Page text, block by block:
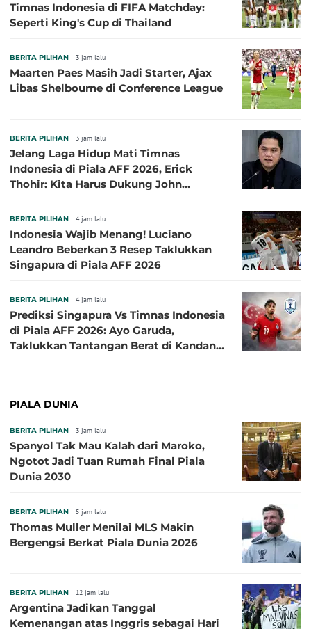
Timnas Indonesia di FIFA Matchday:
Seperti King's Cup di Thailand
BERITA PILIHAN 3 jam lalu
Maarten Paes Masih Jadi Starter, Ajax
Libas Shelbourne di Conference League
BERITA PILIHAN 3 jam lalu
Jelang Laga Hidup Mati Timnas
Indonesia di Piala AFF 2026, Erick
Thohir: Kita Harus Dukung John
BERITA PILIHAN 4 jam lalu
Indonesia Wajib Menang! Luciano
Leandro Beberkan 3 Resep Taklukkan
Singapura di Piala AFF 2026
BERITA PILIHAN 4 jam lalu
Prediksi Singapura Vs Timnas Indonesia
di Piala AFF 2026: Ayo Garuda,
Taklukkan Tantangan Berat di Kandang
PIALA DUNIA
BERITA PILIHAN 3 jam lalu
Spanyol Tak Mau Kalah dari Maroko,
Ngotot Jadi Tuan Rumah Final Piala
Dunia 2030
BERITA PILIHAN 5 jam lalu
Thomas Muller Menilai MLS Makin
Bergengsi Berkat Piala Dunia 2026
BERITA PILIHAN 12 jam lalu
Argentina Jadikan Tanggal
Kemenangan atas Inggris sebagai Hari